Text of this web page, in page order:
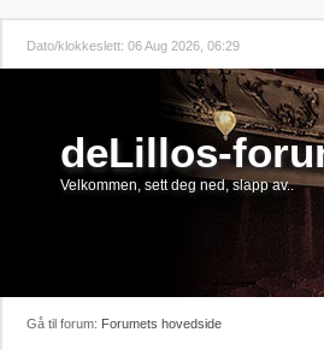
Dato/klokkeslett: 06 Aug 2026, 06:29
deLillos-
Velkommen, sett deg ned, slapp av..
Gå til forum: Forumets hovedside